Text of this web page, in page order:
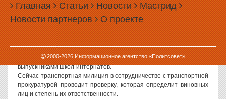
Главная Статьи Новости Мастрид
Новости партнеров О проекте
2000-2026Информационное агентство «Политсовет»
Как сообщили ИА «Политсовет» в пресс-службе Уральской
транспортной прокуратуры, на перегоне Богданович — Баженово
Свердловской железной дороги пассажирский поезд № 43
Хабаровск — Москва насмерть сбил двух человек.
Погибли 17-летний Вячеслав Баженов и 19-летняя Светлана
Морозова, которые проживали в Богдановиче. Они являлись
выпускниками школ-интернатов.
Сейчас транспортная милиция в сотрудничестве с транспортной
прокуратурой проводит проверку, которая определит виновных
лиц и степень их ответственности.